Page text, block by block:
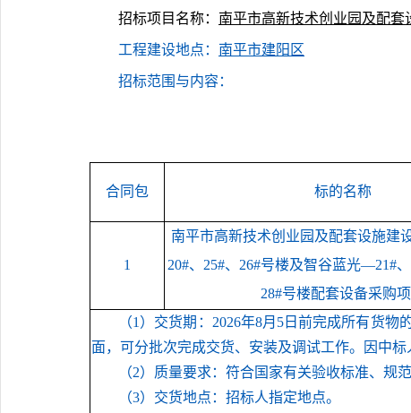
招标项目名称： 南平市高新技术创业园及配套
工程建设地点： 南平市建阳区
招标范围与内容：
合同包 标的名称
1
南平市高新技术创业园及配套设施建
20#、25#、26#号楼及智谷蓝光—21#、
28#号楼配套设备采购
（1） 交货期： 2026年8月5日前完成所有货物
面，可分批次完成交货、安装及调试工作。因中
（2） 质量要求：符合国家有关验收标准、规
（3） 交货地点：招标人指定地点。